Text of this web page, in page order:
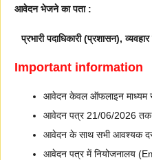
आवेदन भेजने का पता :
प्रभारी पदाधिकारी (प्रशासन),
Important information
आवेदन केवल ऑफलाइन माध्यम से
आवेदन पत्र 21/06/2026 तक
आवेदन के साथ सभी आवश्यक
आवेदन पत्र में नियोजनालय